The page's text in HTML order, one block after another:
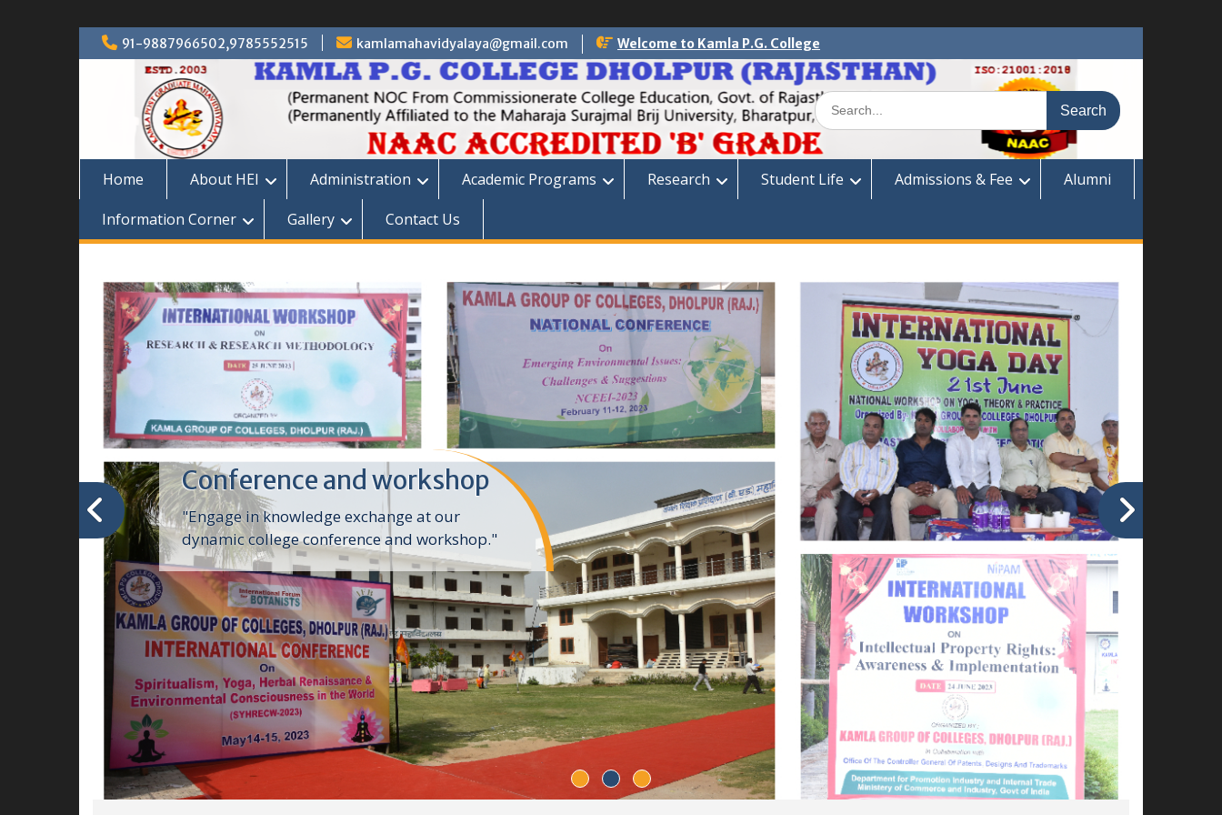
Skip
to
91-9887966502,9785552515 kamlamahavidyalaya@gmail.com Welcome to Kamla P.G. College
Search
for:
Home About HEI Administration Academic Programs Research Student Life Admissions & Fee
Alumni
Information Corner
Gallery Contact Us
Smartroom & Computer
Lab.
"Smartrooms and labs foster collaborative
learning with cutting-edge technology."